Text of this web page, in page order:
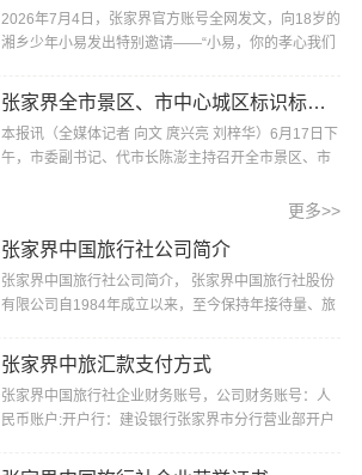
2026年7月4日，张家界官方账号全网发文，向18岁的
湘乡少年小易发出特别邀请——“小易，你的孝心我们
···
张家界全市景区、市中心城区标识标牌国际化建设专题会议召开
本报讯（全媒体记者 向文 庹兴亮 刘梓华）6月17日下
午，市委副书记、代市长陈澎主持召开全市景区、市
更多>>
张家界中国旅行社公司简介
张家界中国旅行社公司简介， 张家界中国旅行社股份
有限公司自1984年成立以来，至今保持年接待量、旅
···
张家界中旅汇款支付方式
张家界中国旅行社企业财务账号，公司财务账号：人
民币账户:开户行：建设银行张家界市分行营业部开户
1520···